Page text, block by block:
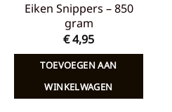
Eiken Snippers – 850
gram
€4,95
TOEVOEGEN AAN
WINKELWAGEN